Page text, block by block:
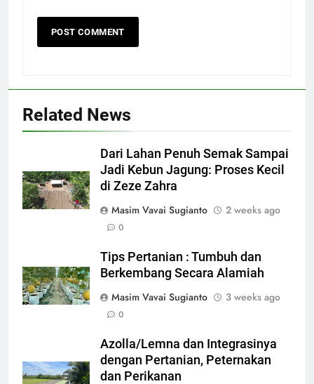
Related News
Dari Lahan Penuh Semak Sampai
Jadi Kebun Jagung: Proses Kecil
di Zeze Zahra
Masim Vavai Sugianto
2 weeks ago
0
Tips Pertanian : Tumbuh dan
Berkembang Secara Alamiah
Masim Vavai Sugianto
3 weeks ago
0
Azolla/Lemna dan Integrasinya
dengan Pertanian, Peternakan
dan Perikanan